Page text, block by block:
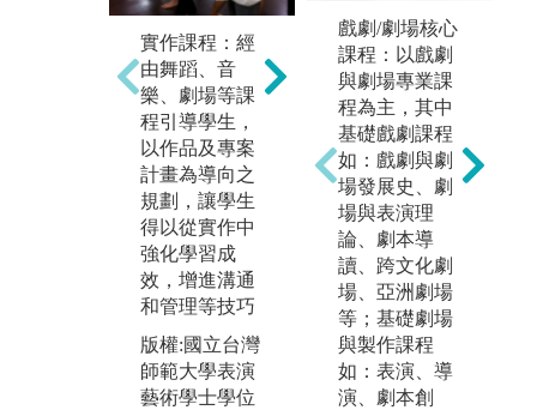
實作課程：經
由舞蹈、音
樂、劇場等課
程引導學生，
以作品及專案
計畫為導向之
規劃，讓學生
得以從實作中
強化學習成
效，增進溝通
和管理等技巧
版權:國立台灣
師範大學表演
藝術學士學位
理論課程：經
由表演藝術相
關課程，如：
中西方戲劇
史、舞蹈史、
劇本分析、表
演藝術市場概
論等，深入淺
出介紹表演藝
術。
版權:國立台灣
師範大學表演
藝術學士學位
學程
戲劇/劇場核心
課程：以戲劇
與劇場專業課
程為主，其中
基礎戲劇課程
如：戲劇與劇
場發展史、劇
場與表演理
論、劇本導
讀、跨文化劇
場、亞洲劇場
等；基礎劇場
與製作課程
如：表演、導
演、劇本創